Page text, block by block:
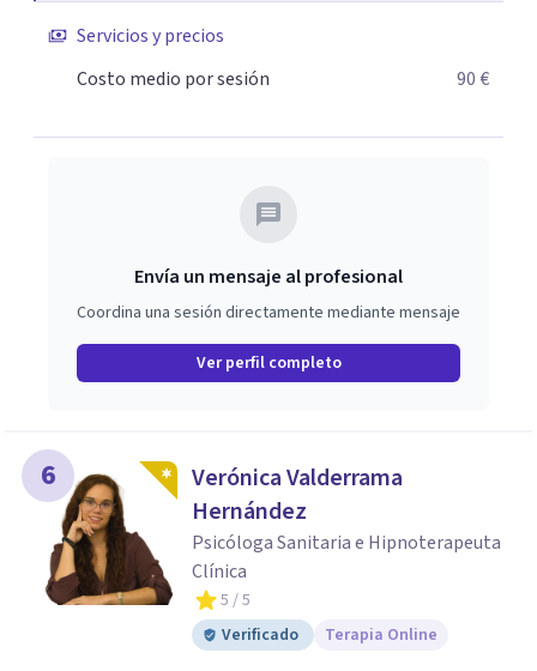
Máster en Terapia Cognitivo-Conductual y otro en
Psicodrama, profundizando en la mente humana y las
ofrecerte un espacio de confianza donde podamos
relaciones. Estoy aquí para acompañarte en ese proceso.
Servicios y precios
Costo medio por sesión
90 €
Envía un mensaje al profesional
Coordina una sesión directamente mediante mensaje
Ver perfil completo
6
Verónica Valderrama
Hernández
Psicóloga Sanitaria e Hipnoterapeuta
Clínica
5 / 5
Verificado
Terapia Online